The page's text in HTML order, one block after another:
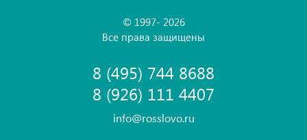
© 1997- 2026
Все права защищены
8 (495) 744 8688
8 (926) 111 4407
info@rosslovo.ru